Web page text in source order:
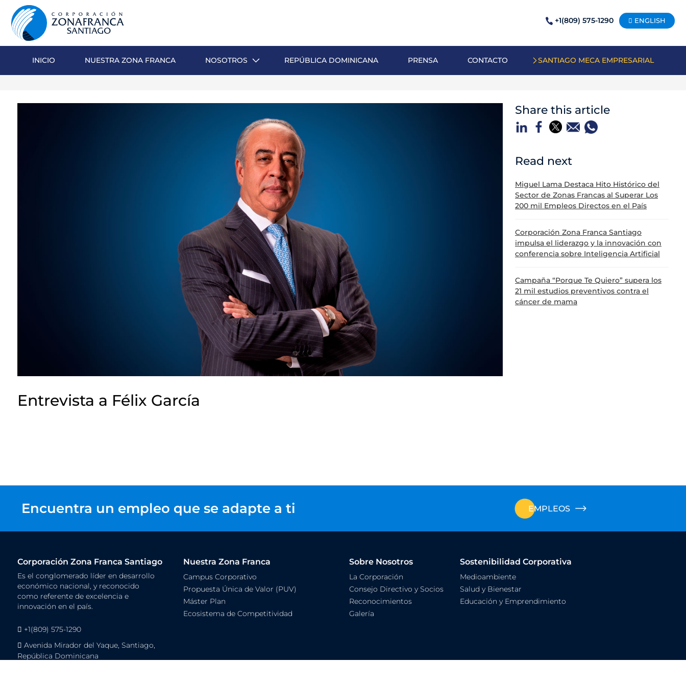
+1(809) 575-1290 ENGLISH
INICIO NUESTRA ZONA FRANCA NOSOTROS REPÚBLICA DOMINICANA PRENSA CONTACTO SANTIAGO MECA EMPRESARIAL
Entrevista a Félix García
Share this article
Read next
Miguel Lama Destaca Hito Histórico del
Sector de Zonas Francas al Superar Los
200 mil Empleos Directos en el País
Corporación Zona Franca Santiago
impulsa el liderazgo y la innovación con
conferencia sobre Inteligencia Artificial
Campaña “Porque Te Quiero” supera los
21 mil estudios preventivos contra el
cáncer de mama
Encuentra un empleo que se adapte a ti EMPLEOS
Corporación Zona Franca Santiago
Es el conglomerado líder en desarrollo
económico nacional, y reconocido
como referente de excelencia e
innovación en el país.
+1(809) 575-1290
Avenida Mirador del Yaque, Santiago,
República Dominicana
Nuestra Zona Franca
Campus Corporativo
Propuesta Única de Valor (PUV)
Máster Plan
Ecosistema de Competitividad
Sobre Nosotros
La Corporación
Consejo Directivo y Socios
Reconocimientos
Galería
Sostenibilidad Corporativa
Medioambiente
Salud y Bienestar
Educación y Emprendimiento